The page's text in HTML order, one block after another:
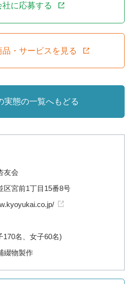
社に応募する
・サービスを見る
実態の一覧へもどる
友会
区宮前1丁目15番8号
170名、女子60名)
綴物製作